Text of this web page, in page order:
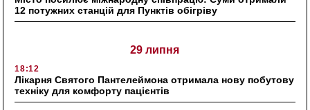
12 потужних станцій для Пунктів обігріву
29 липня
18:12
Лікарня Святого Пантелеймона отримала нову побутову
техніку для комфорту пацієнтів